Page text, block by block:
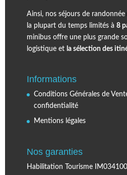
Ainsi, nos séjours de
la plupart du temps limités à 8
minibus offre une plus grande
logistique et la sélection des
Informations
Conditions Générales de
confidentialité
Mentions légales
Nos garanties
Habilitation Tourisme